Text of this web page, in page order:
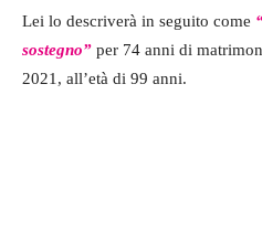
Lei lo descriverà in seguito come
sostegno” per 74 anni di
2021, all’età di 99 anni.